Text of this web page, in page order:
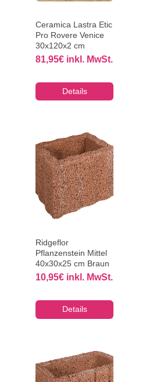
Ceramica Lastra Etic
Pro Rovere Venice
30x120x2 cm
81,95€ inkl. MwSt.
Details
Ridgeflor
Pflanzenstein Mittel
40x30x25 cm Braun
10,95€ inkl. MwSt.
Details